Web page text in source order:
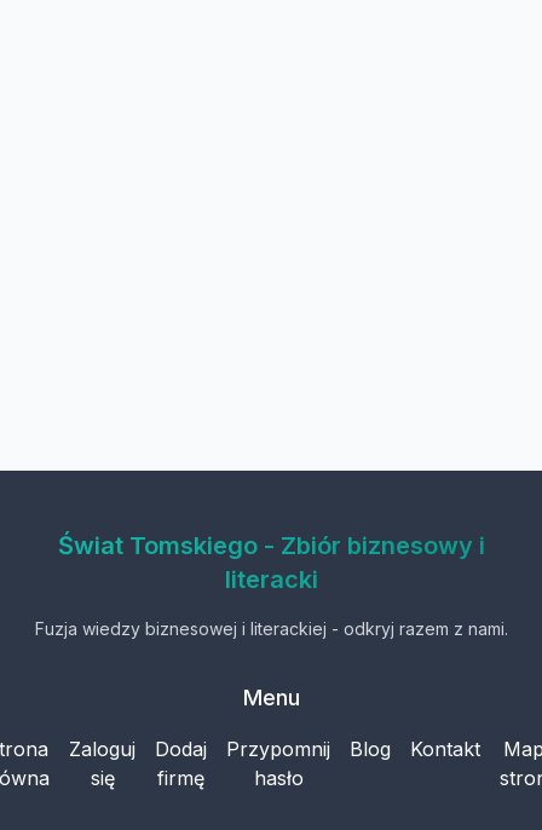
Świat Tomskiego - Zbiór biznesowy i
literacki
Fuzja wiedzy biznesowej i literackiej - odkryj razem z nami.
Menu
Zaloguj
się
Dodaj
firmę
Przypomnij
hasło
Blog Kontakt